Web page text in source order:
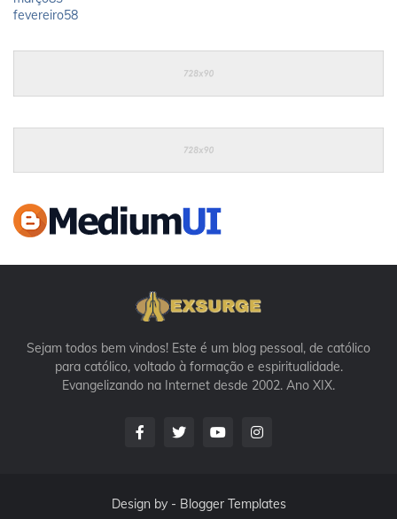
fevereiro58
Sejam todos bem vindos! Este é um blog pessoal, de católico
para católico, voltado à formação e espiritualidade.
Evangelizando na Internet desde 2002. Ano XIX.
Design by - Blogger Templates